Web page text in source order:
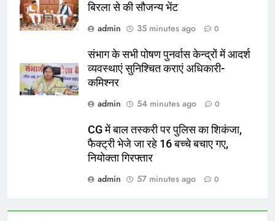
बिरला से की सौजन्य भेंट
admin
35 minutes ago 0
संभाग के सभी पोषण पुनर्वास केन्द्रों में आदर्श
व्यवस्थाएं सुनिश्चित कराएं अधिकारी-
कमिश्नर
admin
54 minutes ago 0
CG में बाल तस्करी पर पुलिस का शिकंजा,
फैक्ट्री भेजे जा रहे 16 बच्चे बचाए गए,
नियोक्ता गिरफ्तार
admin
57 minutes ago 0